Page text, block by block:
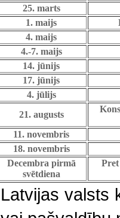
25. marts
1. maijs
4. maijs
4.-7. maijs
14. jūnijs
17. jūnijs
4. jūlijs
21. augusts
11. novembris
18. novembris
Decembra pirmā
svētdiena
Latvijas valsts